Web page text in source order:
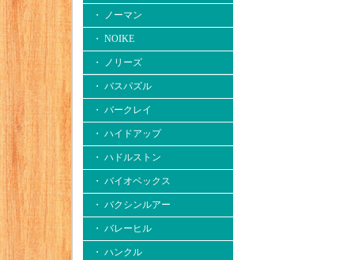
・ ノーマン
・ NOIKE
・ ノリーズ
・ バスパズル
・ バークレイ
・ ハイドアップ
・ ハドルストン
・ バイオベックス
・ バクシンルアー
・ バレーヒル
・ ハンクル